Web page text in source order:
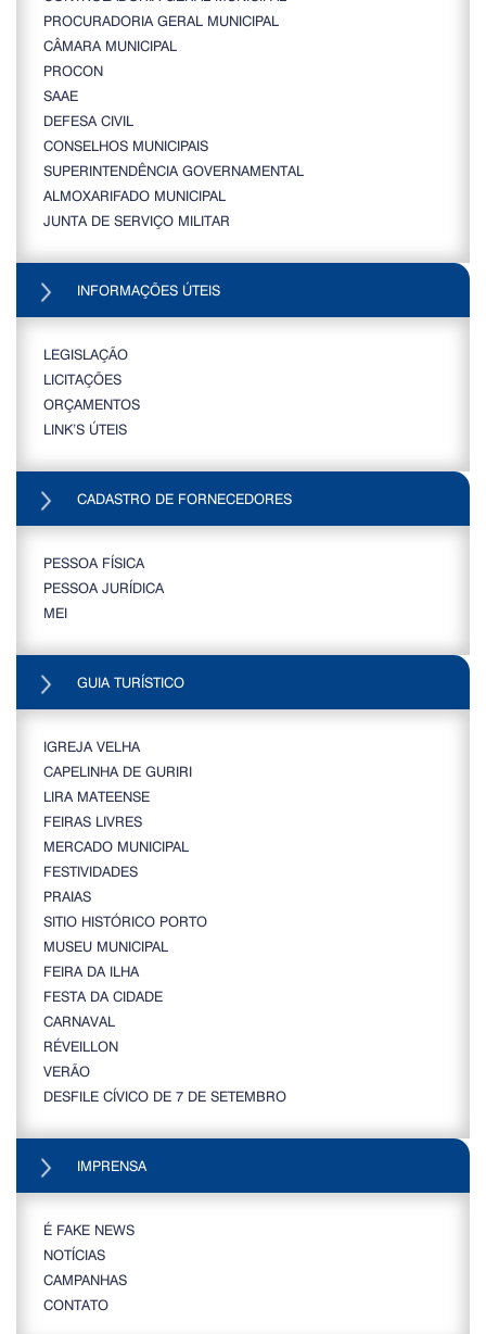
PROCURADORIA GERAL MUNICIPAL
CÂMARA MUNICIPAL
PROCON
SAAE
DEFESA CIVIL
CONSELHOS MUNICIPAIS
SUPERINTENDÊNCIA GOVERNAMENTAL
ALMOXARIFADO MUNICIPAL
JUNTA DE SERVIÇO MILITAR
INFORMAÇÕES ÚTEIS
LEGISLAÇÃO
LICITAÇÕES
ORÇAMENTOS
LINK’S ÚTEIS
CADASTRO DE FORNECEDORES
PESSOA FÍSICA
PESSOA JURÍDICA
MEI
GUIA TURÍSTICO
IGREJA VELHA
CAPELINHA DE GURIRI
LIRA MATEENSE
FEIRAS LIVRES
MERCADO MUNICIPAL
FESTIVIDADES
PRAIAS
SITIO HISTÓRICO PORTO
MUSEU MUNICIPAL
FEIRA DA ILHA
FESTA DA CIDADE
CARNAVAL
RÉVEILLON
VERÃO
DESFILE CÍVICO DE 7 DE SETEMBRO
IMPRENSA
É FAKE NEWS
NOTÍCIAS
CAMPANHAS
CONTATO